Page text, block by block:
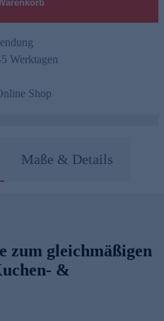
Werktagen
Shop
Maße & Details
zum gleichmäßigen
&